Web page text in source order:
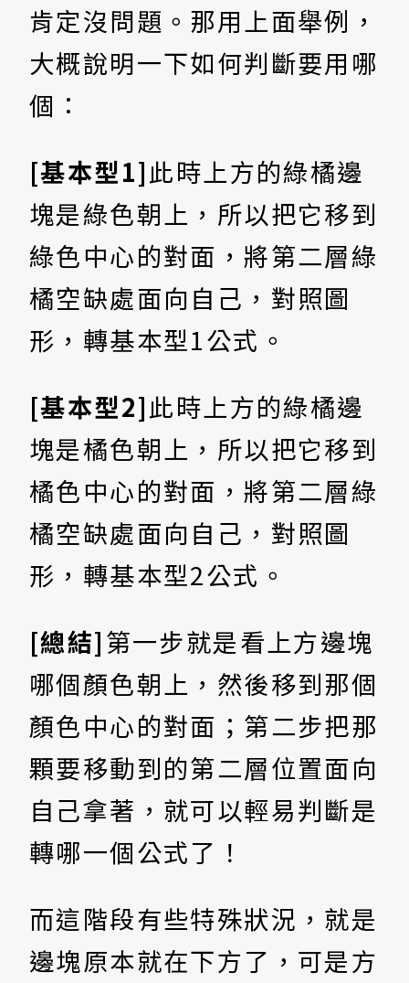
肯定沒問題。那用上面舉例，
大概說明一下如何判斷要用哪
個：
[基本型1] 此時上方的綠橘邊
塊是綠色朝上，所以把它移到
綠色中心的對面，將第二層綠
橘空缺處面向自己，對照圖
形，轉基本型1公式。
[基本型2]此時上方的綠橘邊
塊是橘色朝上，所以把它移到
橘色中心的對面，將第二層綠
橘空缺處面向自己，對照圖
形，轉基本型2公式。
[總結]第一步就是看上方邊塊
哪個顏色朝上，然後移到那個
顏色中心的對面；第二步把那
顆要移動到的第二層位置面向
自己拿著，就可以輕易判斷是
轉哪一個公式了！
而這階段有些特殊狀況，就是
邊塊原本就在下方了，可是方